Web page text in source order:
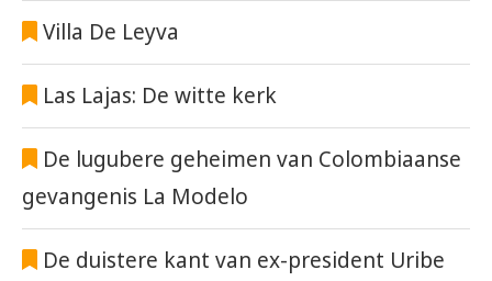
Villa De Leyva
Las Lajas: De witte kerk
De lugubere geheimen van Colombiaanse
gevangenis La Modelo
De duistere kant van ex-president Uribe